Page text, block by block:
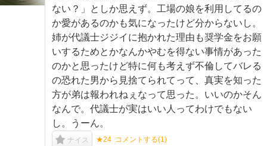
ない？」としか思えず。工場の娘を利用してるの
か愛があるのかも気になったけど分からないし。
姉が代議士ジジイに抱かれた理由も奨学金をお願
いするためとかなんかやむを得ない事情があった
のかと思ったけど特に何も考えず不倫してバレる
の恐れた男から見捨てられてって、真実を知った
方が弟は報われねぇなって思った。いいのかそん
なんで。代議士が実はいい人ってわけでもない
し。うーん。
ナイス ★24 コメントする(1)